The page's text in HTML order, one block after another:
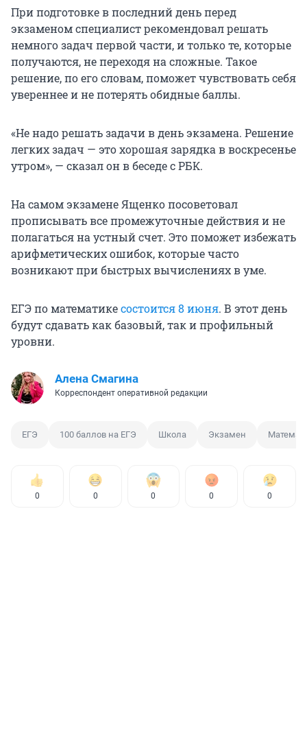
При подготовке в последний день перед
экзаменом специалист рекомендовал решать
немного задач первой части, и только те, которые
получаются, не переходя на сложные. Такое
решение, по его словам, поможет чувствовать себя
увереннее и не потерять обидные баллы.
«Не надо решать задачи в день экзамена. Решение
легких задач — это хорошая зарядка в воскресенье
утром», — сказал он в беседе с РБК.
На самом экзамене Ященко посоветовал
прописывать все промежуточные действия и не
полагаться на устный счет. Это поможет избежать
арифметических ошибок, которые часто
возникают при быстрых вычислениях в уме.
ЕГЭ по математикесостоится 8 июня. В этот день
будут сдавать как базовый, так и профильный
уровни.
Алена Смагина
Корреспондент оперативной редакции
ЕГЭ 100 баллов на ЕГЭ Школа Экзамен
0 0 0 0 0